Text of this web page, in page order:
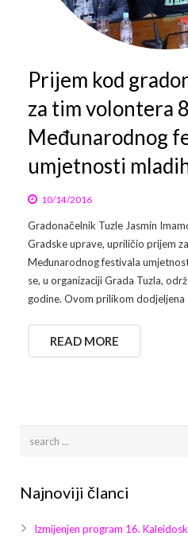
Video 2013
Video 2014
Video 2015
Video 2017
Video 2018
Galerija 2012
Galerija 2013
Galerija 2014
Galerija 2016
Galerija 2017
Prijem kod
za tim volontera
Međunarodnog
umjetnosti
10/14/2016
Gradonačelnik Tuzle Jasmin
Gradske uprave, upriličio prijem
Međunarodnog festivala
se, u organizaciji Grada Tuzla,
godine. Ovom prilikom dodjeljena
READ MORE
Najnoviji članci
Izmijenjen program 16.